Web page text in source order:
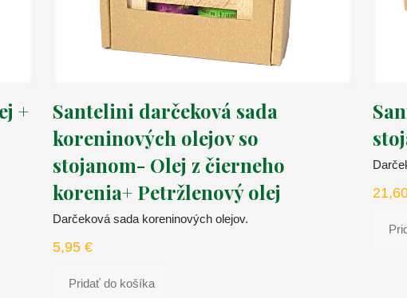
+
Santelini darčeková sada
koreninových olejov so
stojanom- Olej z čierneho
korenia+ Petržlenový olej
Darčeková sada koreninových olejov.
5,95€
Pridať do košíka